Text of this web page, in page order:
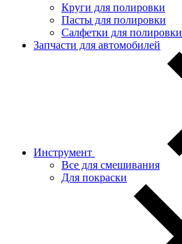
Круги для полировки
Пасты для полировки
Салфетки для полировки
Запчасти для автомобилей
Инструмент
Все для смешивания
Для покраски